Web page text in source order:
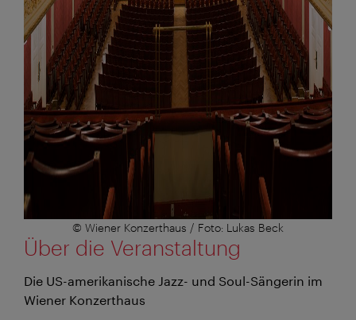
© Wiener Konzerthaus / Foto: Lukas Beck
Über die Veranstaltung
Die US-amerikanische Jazz- und Soul-Sängerin im
Wiener Konzerthaus